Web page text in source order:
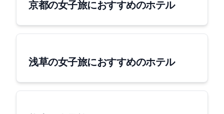
京都の女子旅におすすめのホテル
浅草の女子旅におすすめのホテル